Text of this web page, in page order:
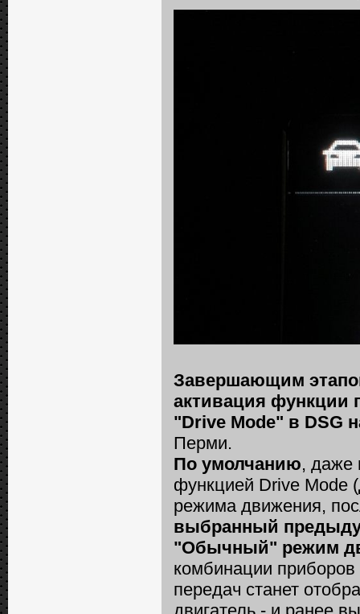
Завершающим
активация функции
"Drive Mode" в DSG
Перми.
По умолчанию, даже
функцией Drive Mode
режима движения,
выбранный
"Обычный" режим
комбинации приборов
передач станет